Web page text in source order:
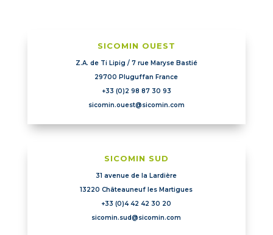
SICOMIN OUEST
Z.A. de Ti Lipig / 7 rue Maryse Bastié
29700 PluguffanFrance
+33 (0)2 98 87 30 93
sicomin.ouest@sicomin.com
SICOMIN SUD
31 avenue de la Lardière
13220 Châteauneuf les Martigues
+33 (0)4 42 42 30 20
sicomin.sud@sicomin.com